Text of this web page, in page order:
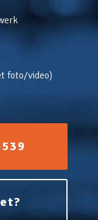
foto/video)